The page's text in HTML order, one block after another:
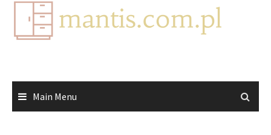
Skip
content
Main Menu